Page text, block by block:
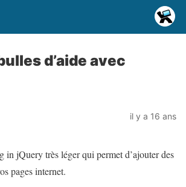
d’aide avec
il y a 16 ans
in jQuery très léger qui permet d’ajouter des
pages internet.